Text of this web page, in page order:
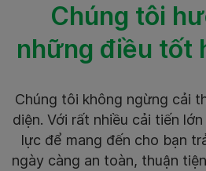
Chúng tôi
những điều tốt
Chúng tôi không ngừng cải
diện. Với rất nhiều cải tiến
lực để mang đến cho bạn
ngày càng an toàn, thuận